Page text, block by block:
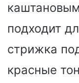
подходит
стрижка
красные